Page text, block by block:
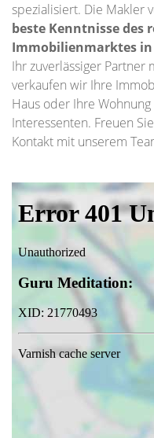
spezialisiert. Die Makler
beste Kenntnisse des
Immobilienmarktes
Ihr zuverlässiger Partner
verkaufen wir Ihre
Haus oder Ihre
Interessenten. Freuen
Kontakt mit unserem